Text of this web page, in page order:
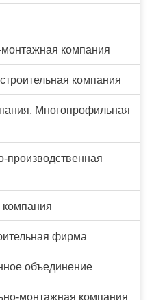
монтажная компания
компания
Многопрофильная
производственная
компания
фирма
объединение
монтажная компания